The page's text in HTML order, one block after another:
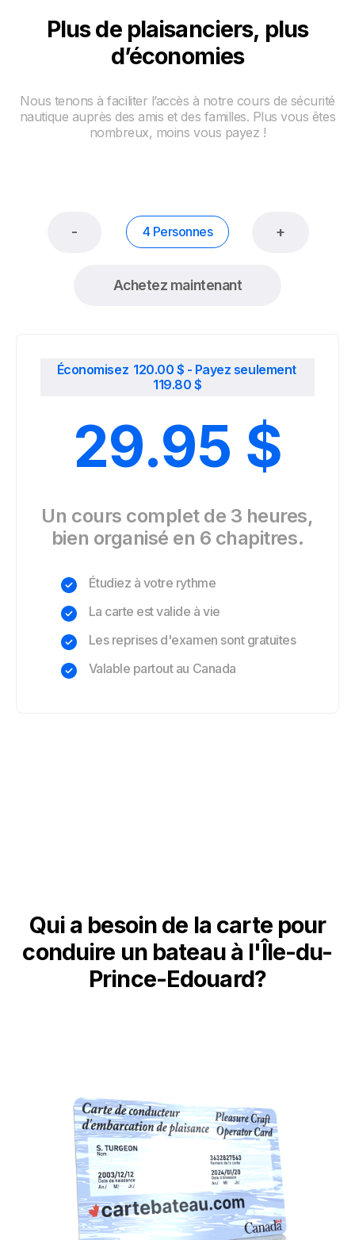
Plus de plaisanciers, plus
d’économies
Nous tenons à faciliter l’accès à notre cours de sécurité
nautique auprès des amis et des familles. Plus vous êtes
nombreux, moins vous payez !
- 4 Personnes +
Achetez maintenant
Économisez 120.00 $ - Payez seulement
119.80 $
29.95 $
Un cours complet de 3 heures,
bien organisé en 6 chapitres.
Étudiez à votre rythme
La carte est valide à vie
Les reprises d'examen sont gratuites
Valable partout au Canada
Qui a besoin de la carte pour
conduire un bateau à l'Île-du-
Prince-Edouard?